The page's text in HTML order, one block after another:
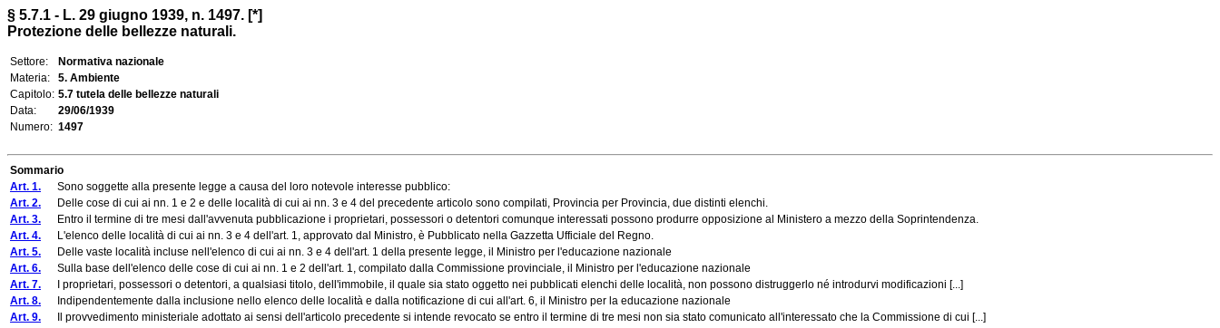
§ 5.7.1 - L. 29 giugno 1939, n. 1497. [*]
Protezione delle bellezze naturali.
Settore:
Normativa nazionale
Materia:
5. Ambiente
Capitolo: 5.7 tutela delle bellezze naturali
Data:
29/06/1939
Numero: 1497
Sommario
Art. 1. Sono soggette alla presente legge a causa del loro notevole interesse pubblico:
Art. 2. Delle cose di cui ai nn. 1 e 2 e delle località di cui ai nn. 3 e 4 del precedente articolo sono compilati, Provincia per Provincia, due distinti elenchi.
Art. 3. Entro il termine di tre mesi dall'avvenuta pubblicazione i proprietari, possessori o detentori comunque interessati possono produrre opposizione al Ministero a mezzo della Soprintendenza.
Art. 4. L'elenco delle località di cui ai nn. 3 e 4 dell'art. 1, approvato dal Ministro, è Pubblicato nella Gazzetta Ufficiale del Regno.
Art. 5. Delle vaste località incluse nell'elenco di cui ai nn. 3 e 4 dell'art. 1 della presente legge, il Ministro per l'educazione nazionale
Art. 6. Sulla base dell'elenco delle cose di cui ai nn. 1 e 2 dell'art. 1, compilato dalla Commissione provinciale, il Ministro per l'educazione nazionale
Art. 7. I proprietari, possessori o detentori, a qualsiasi titolo, dell'immobile, il quale sia stato oggetto nei pubblicati elenchi delle località, non possono distruggerlo né introdurvi modificazioni [...]
Art. 8. Indipendentemente dalla inclusione nello elenco delle località e dalla notificazione di cui all'art. 6, il Ministro per la educazione nazionale
Art. 9. Il provvedimento ministeriale adottato ai sensi dell'articolo precedente si intende revocato se entro il termine di tre mesi non sia stato comunicato all'interessato che la Commissione di cui [...]